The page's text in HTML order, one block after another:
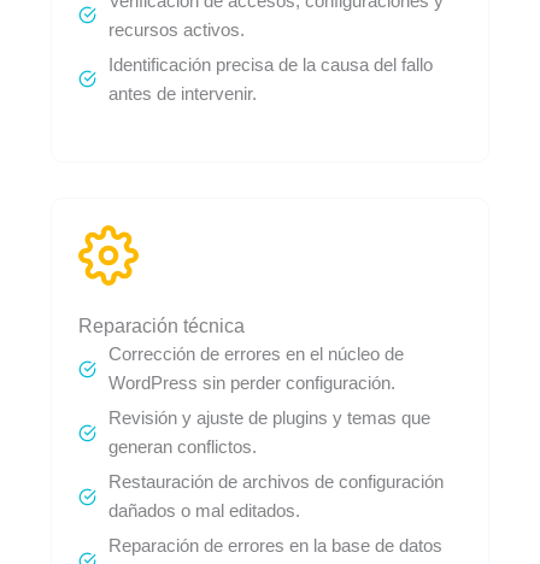
recursos activos.
Identificación precisa de la causa del fallo
antes de intervenir.
Reparación técnica
Corrección de errores en el núcleo de
WordPress sin perder configuración.
Revisión y ajuste de plugins y temas que
generan conflictos.
Restauración de archivos de configuración
dañados o mal editados.
Reparación de errores en la base de datos